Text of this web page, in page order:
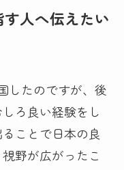
人へ伝えたい
したのですが、後
ろ良い経験をし
ことで日本の良
野が広がったこ